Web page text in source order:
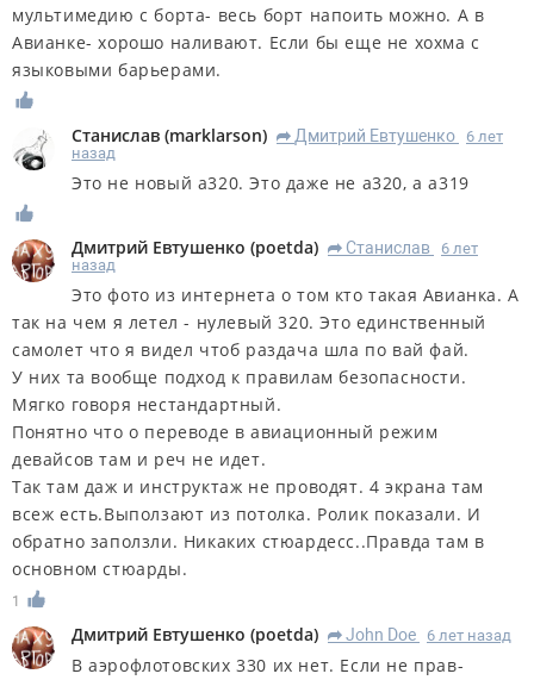
мультимедию с борта- весь борт напоить можно. А в
Авианке- хорошо наливают. Если бы еще не хохма с
языковыми барьерами.
Станислав (marklarson) R Дмитрий Евтушенко
6 лет
назад
Это не новый а320. Это даже не а320, а а319
Дмитрий Евтушенко (poetda) R Станислав
6 лет
назад
Это фото из интернета о том кто такая Авианка. А
так на чем я летел - нулевый 320. Это единственный
самолет что я видел чтоб раздача шла по вай фай.
У них та вообще подход к правилам безопасности.
Мягко говоря нестандартный.
Понятно что о переводе в авиационный режим
девайсов там и реч не идет.
Так там даж и инструктаж не проводят. 4 экрана там
всеж есть.Выползают из потолка. Ролик показали. И
обратно заползли. Никаких стюардесс..Правда там в
основном стюарды.
1
Дмитрий Евтушенко (poetda) R John Doe 6 лет назад
В аэрофлотовских 330 их нет. Если не прав-